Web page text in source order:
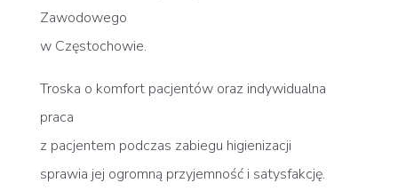
Zawodowego
w Częstochowie.
Troska o komfort pacjentów oraz indywidualna
praca
z pacjentem podczas zabiegu higienizacji
sprawia jej ogromną przyjemność i satysfakcję.